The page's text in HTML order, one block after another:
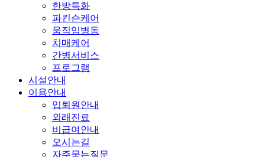
한방특화
파킨슨케어
움직임병동
치매케어
간병서비스
프로그램
시설안내
이용안내
입퇴원안내
외래진료
비급여안내
오시는길
자주묻는질문